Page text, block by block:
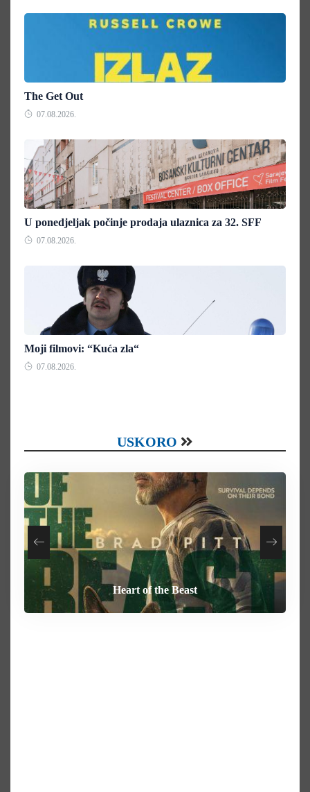
The Get Out
07.08.2026.
U ponedjeljak počinje prodaja ulaznica za 32. SFF
07.08.2026.
Moji filmovi: “Kuća zla“
07.08.2026.
USKORO
Your Mother Your Mother Your Mother
Heart of the Beast
Behemoth
How To Rob A Bank